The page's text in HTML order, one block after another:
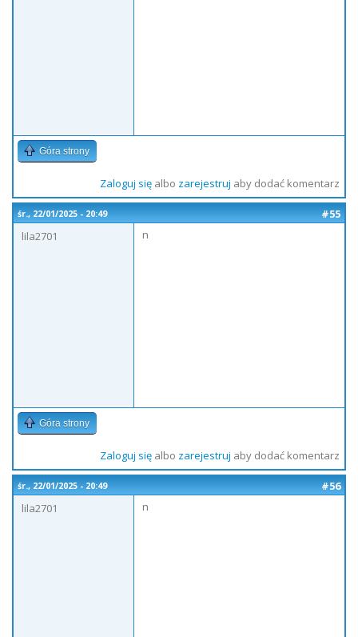
Góra strony
Zaloguj sięalbo zarejestruj aby dodać komentarz
śr., 22/01/2025 - 20:49
#55
lila2701
n
Góra strony
Zaloguj sięalbo zarejestruj aby dodać komentarz
śr., 22/01/2025 - 20:49
#56
lila2701
n